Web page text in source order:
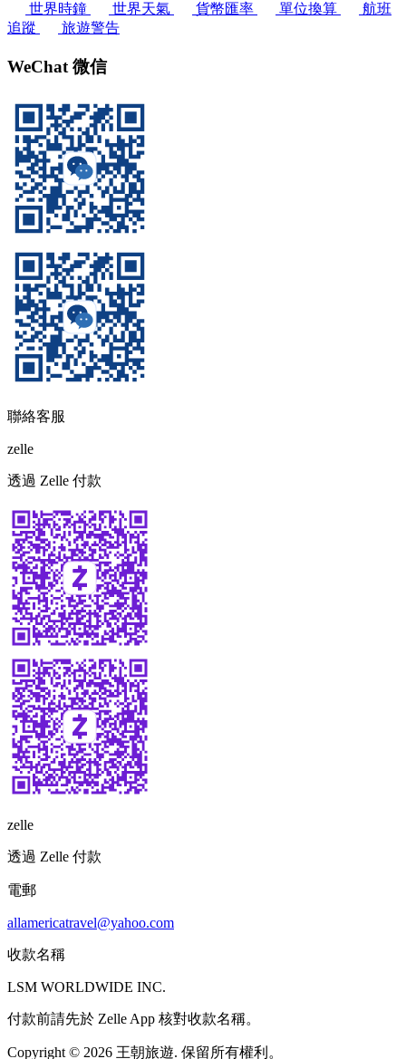
世界時鐘 世界天氣 貨幣匯率 單位換算
航班
追蹤
旅遊警告
WeChat 微信
聯絡客服
zelle
透過 Zelle 付款
zelle
透過 Zelle 付款
電郵
allamericatravel@yahoo.com
收款名稱
LSM WORLDWIDE INC.
付款前請先於 Zelle App 核對收款名稱。
Copyright © 2026 王朝旅遊. 保留所有權利。